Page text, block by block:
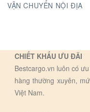
VẬN CHUYỂN NỘI ĐỊA
CHIẾT KHẤU ƯU ĐÃI
Bestcargo.vn luôn có
hàng thường xuyên,
Việt Nam.